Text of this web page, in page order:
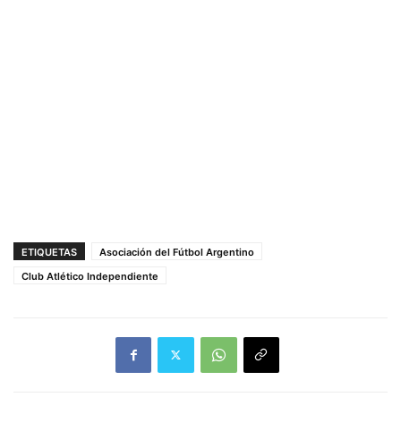
ETIQUETAS
Asociación del Fútbol Argentino
Club Atlético Independiente